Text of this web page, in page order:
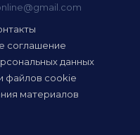
соглашение
данных
файлов cookie
материалов